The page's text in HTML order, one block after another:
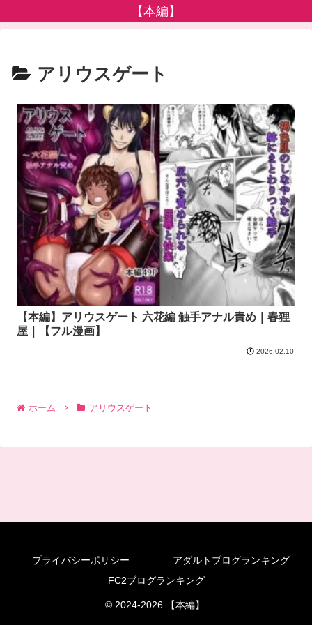
【本編】
アリウスゲート
【本編】アリウスゲート 六花編 触手アナル責め｜春狸
屋｜【フル漫画】
2026.02.10
ホーム アリウスゲート
プライバシーポリシー
アダルトブログランキング
FC2ブログランキング
© 2024-2026 【本編】.